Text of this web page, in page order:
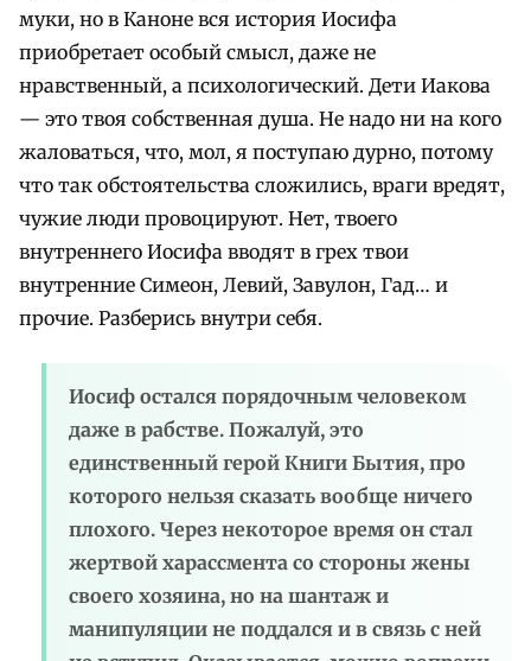
муки, но в Каноне вся история Иосифа
приобретает особый смысл, даже не
нравственный, а психологический. Дети Иакова
— это твоя собственная душа. Не надо ни на кого
жаловаться, что, мол, я поступаю дурно, потому
что так обстоятельства сложились, враги вредят,
чужие люди провоцируют. Нет, твоего
внутреннего Иосифа вводят в грех твои
внутренние Симеон, Левий, Завулон, Гад… и
прочие. Разберись внутри себя.
Иосиф остался порядочным человеком
даже в рабстве. Пожалуй, это
единственный герой Книги Бытия, про
которого нельзя сказать вообще ничего
плохого. Через некоторое время он стал
жертвой харассмента со стороны жены
своего хозяина, но на шантаж и
манипуляции не поддался и в связь с ней